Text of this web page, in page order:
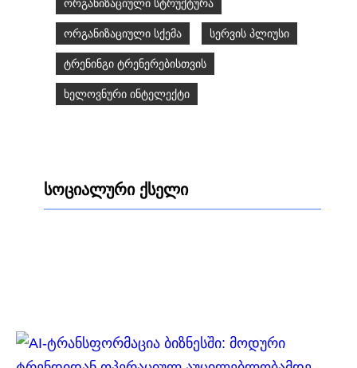
ორგანიზაციული სტრუქტურა
ორგანიზაციული სქემა სერვის პლიუსი
ტრენინგი ტრენერებისთვის
ხელოვნური ინტელექტი
სოციალური ქსელი